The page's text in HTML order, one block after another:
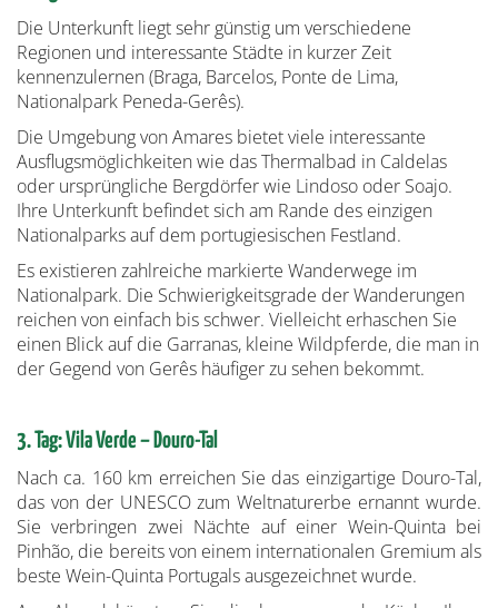
Die Unterkunft liegt sehr günstig um verschiedene
Regionen und interessante Städte in kurzer Zeit
kennenzulernen (Braga, Barcelos, Ponte de Lima,
Nationalpark Peneda-Gerês).
Die Umgebung von Amares bietet viele interessante
Ausflugsmöglichkeiten wie das Thermalbad in Caldelas
oder ursprüngliche Bergdörfer wie Lindoso oder Soajo.
Ihre Unterkunft befindet sich am Rande des einzigen
Nationalparks auf dem portugiesischen Festland.
Es existieren zahlreiche markierte Wanderwege im
Nationalpark. Die Schwierigkeitsgrade der Wanderungen
reichen von einfach bis schwer. Vielleicht erhaschen Sie
einen Blick auf die Garranas, kleine Wildpferde, die man in
der Gegend von Gerês häufiger zu sehen bekommt.
3. Tag: Vila Verde – Douro-Tal
Nach ca. 160 km erreichen Sie das einzigartige Douro-Tal,
das von der UNESCO zum Weltnaturerbe ernannt wurde.
Sie verbringen zwei Nächte auf einer Wein-Quinta bei
Pinhão, die bereits von einem internationalen Gremium als
beste Wein-Quinta Portugals ausgezeichnet wurde.